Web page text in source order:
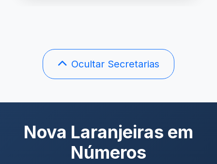
Ocultar Secretarias
Nova Laranjeiras em
Números